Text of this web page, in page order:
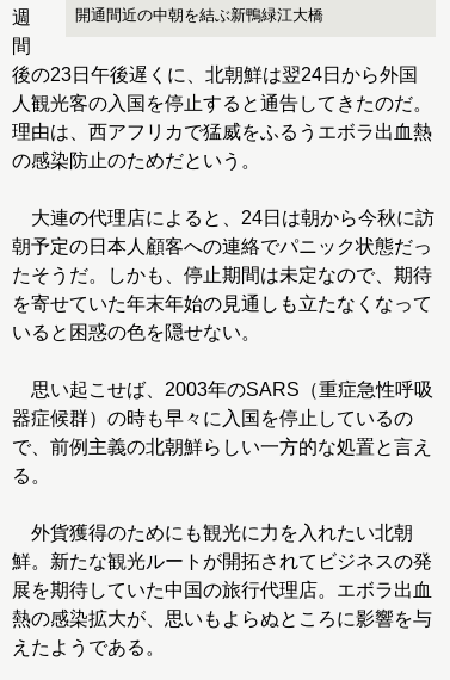
開通間近の中朝を結ぶ新鴨緑江大橋
週
間
後の23日午後遅くに、北朝鮮は翌24日から外国
人観光客の入国を停止すると通告してきたのだ。
理由は、西アフリカで猛威をふるうエボラ出血熱
の感染防止のためだという。
大連の代理店によると、24日は朝から今秋に訪
朝予定の日本人顧客への連絡でパニック状態だっ
たそうだ。しかも、停止期間は未定なので、期待
を寄せていた年末年始の見通しも立たなくなって
いると困惑の色を隠せない。
思い起こせば、2003年のSARS（重症急性呼吸
器症候群）の時も早々に入国を停止しているの
で、前例主義の北朝鮮らしい一方的な処置と言え
る。
外貨獲得のためにも観光に力を入れたい北朝
鮮。新たな観光ルートが開拓されてビジネスの発
展を期待していた中国の旅行代理店。エボラ出血
熱の感染拡大が、思いもよらぬところに影響を与
えたようである。